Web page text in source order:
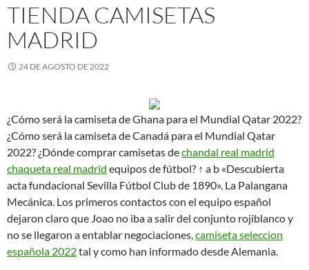
TIENDA CAMISETAS
MADRID
24 DE AGOSTO DE 2022
¿Cómo será la camiseta de Ghana para el Mundial Qatar 2022?
¿Cómo será la camiseta de Canadá para el Mundial Qatar
2022? ¿Dónde comprar camisetas dechandal real madrid
chaqueta real madrid equipos de fútbol? ↑ a b «Descubierta
acta fundacional Sevilla Fútbol Club de 1890». La Palangana
Mecánica. Los primeros contactos con el equipo español
dejaron claro que Joao no iba a salir del conjunto rojiblanco y
no se llegaron a entablar negociaciones,camiseta seleccion
española 2022tal y como han informado desde Alemania.